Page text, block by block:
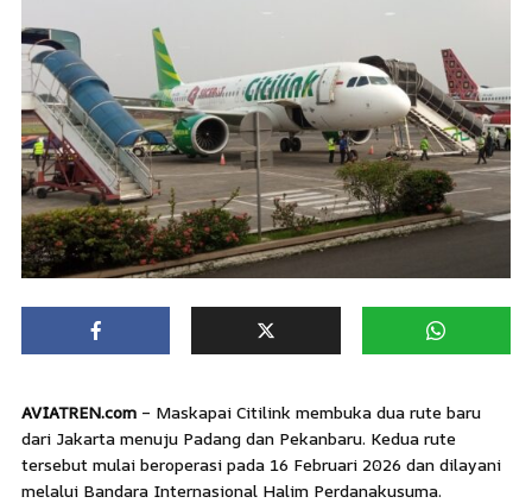
AVIATREN.com – Maskapai Citilink membuka dua rute baru
dari Jakarta menuju Padang dan Pekanbaru. Kedua rute
tersebut mulai beroperasi pada 16 Februari 2026 dan dilayani
melalui Bandara Internasional Halim Perdanakusuma.